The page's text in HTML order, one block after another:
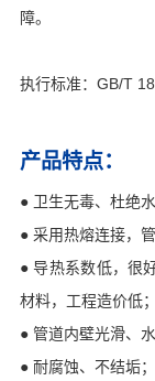
障。
执行标准：GB/T
产品特点：
● 卫生无毒、杜绝
● 采用热熔连接，
● 导热系数低，很
材料，工程造价低；
● 管道内壁光滑、水
● 耐腐蚀、不结垢；